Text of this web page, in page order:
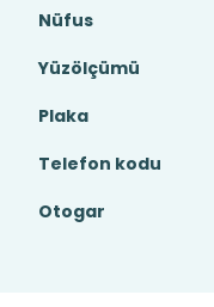
Nüfus
Yüzölçümü
Plaka
Telefon kodu
Otogar